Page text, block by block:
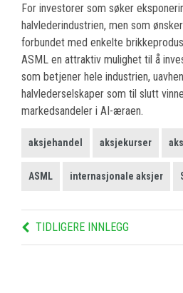
For investorer som søker
halvlederindustrien, men som
forbundet med enkelte
ASML en attraktiv mulighet til å
som betjener hele industrien,
halvlederselskaper som til slutt
markedsandeler i AI-æraen.
aksjehandel aksjekurser
ASML internasjonale aksjer
TIDLIGERE INNLEGG